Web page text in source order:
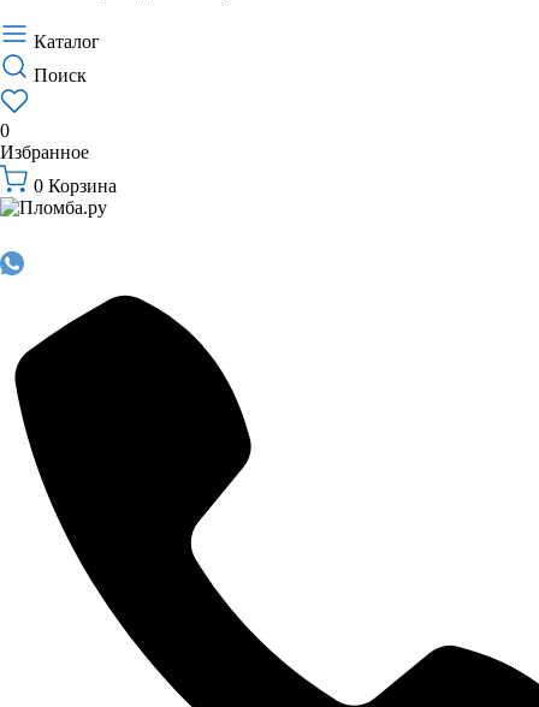
Каталог
Поиск
0
Избранное
0 Корзина